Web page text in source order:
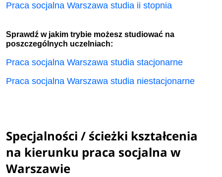
Praca socjalna Warszawa studia ii stopnia
Sprawdź w jakim trybie możesz studiować na
poszczególnych uczelniach:
Praca socjalna Warszawa studia stacjonarne
Praca socjalna Warszawa studia niestacjonarne
Specjalności / ścieżki kształcenia
na kierunku praca socjalna w
Warszawie